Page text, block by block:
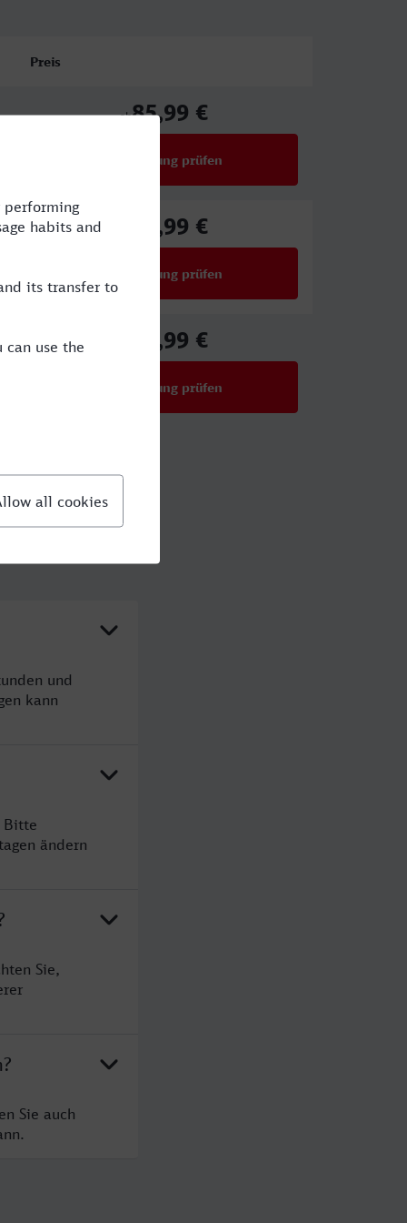
Preis
ab85,99 €
Verbindung prüfen
99,99 €
Verbindung prüfen
23,99 €
Verbindung prüfen
und
kann
Bitte
ändern
Sie,
Sie auch